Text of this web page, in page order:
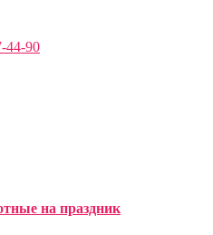
44-90
на праздник